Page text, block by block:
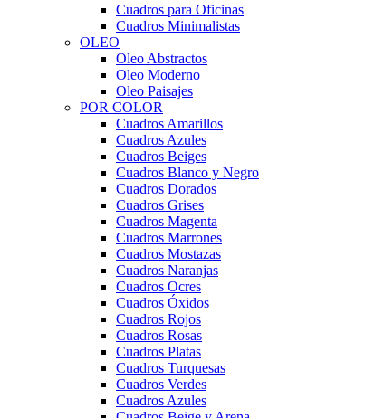
Cuadros para Oficinas
Cuadros Minimalistas
OLEO
Oleo Abstractos
Oleo Moderno
Oleo Paisajes
POR COLOR
Cuadros Amarillos
Cuadros Azules
Cuadros Beiges
Cuadros Blanco y Negro
Cuadros Dorados
Cuadros Grises
Cuadros Magenta
Cuadros Marrones
Cuadros Mostazas
Cuadros Naranjas
Cuadros Ocres
Cuadros Óxidos
Cuadros Rojos
Cuadros Rosas
Cuadros Platas
Cuadros Turquesas
Cuadros Verdes
Cuadros Azules